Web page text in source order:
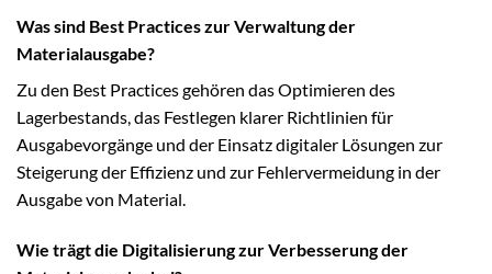
Was sind Best Practices zur Verwaltung der
Materialausgabe?
Zu den Best Practices gehören das Optimieren des
Lagerbestands, das Festlegen klarer Richtlinien für
Ausgabevorgänge und der Einsatz digitaler Lösungen zur
Steigerung der Effizienz und zur Fehlervermeidung in der
Ausgabe von Material.
Wie trägt die Digitalisierung zur Verbesserung der